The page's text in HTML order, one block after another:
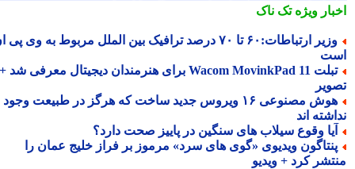
ویژهتک ناک
وزیر ارتباطات:۶۰ تا ۷۰ درصد ترافیک بین الملل مربوط به وی پی ان
تبلت Wacom MovinkPad 11 برای هنرمندان دیجیتال معرفی شد +
هوش مصنوعی ۱۶ ویروس جدید ساخت که هرگز در طبیعت وجود
اند
وقوع سیلاب های سنگین در پاییز صحت دارد؟
ویدیوی «گوی های سرد» مرموز بر فراز خلیج عمان را
کرد + ویدیو